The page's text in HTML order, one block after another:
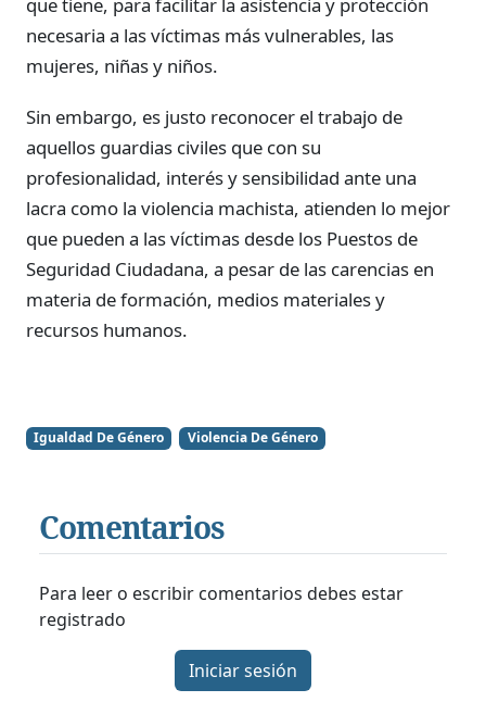
necesaria a las víctimas más vulnerables, las
mujeres, niñas y niños.
Sin embargo, es justo reconocer el trabajo de
aquellos guardias civiles que con su
profesionalidad, interés y sensibilidad ante una
lacra como la violencia machista, atienden lo mejor
que pueden a las víctimas desde los Puestos de
Seguridad Ciudadana, a pesar de las carencias en
materia de formación, medios materiales y
recursos humanos.
Igualdad De Género Violencia De Género
Comentarios
Para leer o escribir comentarios debes estar
registrado
Iniciar sesión